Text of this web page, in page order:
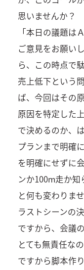
思いませんか？
「本日の議題は
ご意見をお願い
ら、この時点で
売上低下という
ば、今回はその
原因を特定した
で決めるのか、
プランまで明確
を明確にせずに
ンか100m走か
と何も変わりませ
ラストシーンの
ですから、会議
とても無責任なの
ですから脚本作